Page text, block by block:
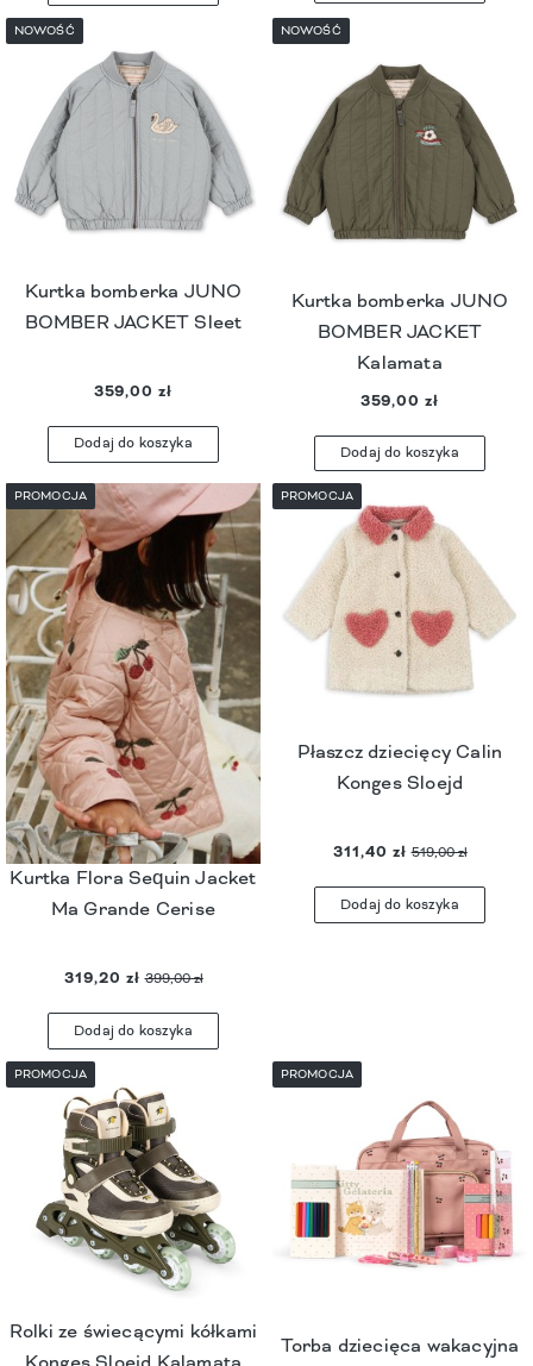
Kurtka bomberka JUNO
BOMBER JACKET Sleet
359,00 zł
Dodaj do koszyka
NOWOŚĆ
Kurtka bomberka JUNO
BOMBER JACKET
Kalamata
359,00 zł
Dodaj do koszyka
NOWOŚĆ
Kurtka Flora Sequin Jacket
Ma Grande Cerise
319,20 zł 399,00 zł
Dodaj do koszyka
PROMOCJA
Płaszcz dziecięcy Calin
Konges Sloejd
311,40 zł 519,00 zł
Dodaj do koszyka
PROMOCJA
Rolki ze świecącymi kółkami
PROMOCJA
Torba dziecięca wakacyjna
PROMOCJA